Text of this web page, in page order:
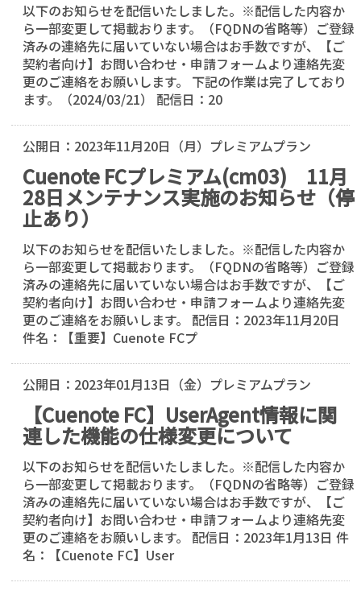
以下のお知らせを配信いたしました。※配信した内容か
ら一部変更して掲載おります。（FQDNの省略等）ご登録
済みの連絡先に届いていない場合はお手数ですが、【ご
契約者向け】お問い合わせ・申請フォームより連絡先変
更のご連絡をお願いします。 下記の作業は完了しており
ます。（2024/03/21） 配信日：20
公開日： 2023年11月20日（月） プレミアムプラン
Cuenote FCプレミアム(cm03) 11月
28日メンテナンス実施のお知らせ（停
止あり）
以下のお知らせを配信いたしました。※配信した内容か
ら一部変更して掲載おります。（FQDNの省略等）ご登録
済みの連絡先に届いていない場合はお手数ですが、【ご
契約者向け】お問い合わせ・申請フォームより連絡先変
更のご連絡をお願いします。 配信日：2023年11月20日
件名：【重要】Cuenote FCプ
公開日： 2023年01月13日（金） プレミアムプラン
【Cuenote FC】UserAgent情報に関
連した機能の仕様変更について
以下のお知らせを配信いたしました。※配信した内容か
ら一部変更して掲載おります。（FQDNの省略等）ご登録
済みの連絡先に届いていない場合はお手数ですが、【ご
契約者向け】お問い合わせ・申請フォームより連絡先変
更のご連絡をお願いします。 配信日：2023年1月13日 件
名：【Cuenote FC】User